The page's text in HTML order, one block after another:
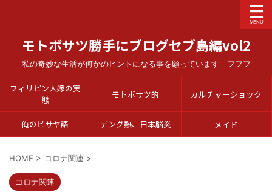
モトボサツ勝手にブログセブ島編vol2
私の奇妙な生活が何かのヒントになる事を願っています フフフ
フィリピン人嫁の実
態
モトボサツ的 カルチャーショック
俺のビサヤ語 デング熱、日本脳炎 メイド
HOME > コロナ関連 >
コロナ関連